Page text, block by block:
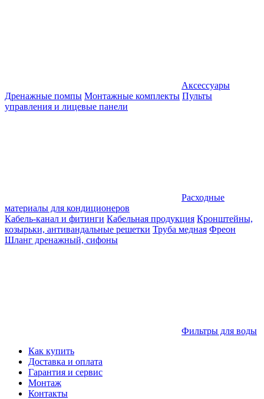
Аксессуары
Дренажные помпы Монтажные комплекты Пульты
управления и лицевые панели
Расходные
материалы для кондиционеров
Кабель-канал и фитинги Кабельная продукция Кронштейны,
козырьки, антивандальные решетки Труба медная Фреон
Шланг дренажный, сифоны
Фильтры для воды
Как купить
Доставка и оплата
Гарантия и сервис
Монтаж
Контакты